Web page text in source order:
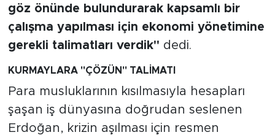
göz önünde bulundurarak kapsamlı bir
çalışma yapılması için ekonomi yönetimine
gerekli talimatları verdik" dedi.
KURMAYLARA "ÇÖZÜN" TALİMATI
Para musluklarının kısılmasıyla hesapları
şaşan iş dünyasına doğrudan seslenen
Erdoğan, krizin aşılması için resmen
ALINTI YAZARLAR